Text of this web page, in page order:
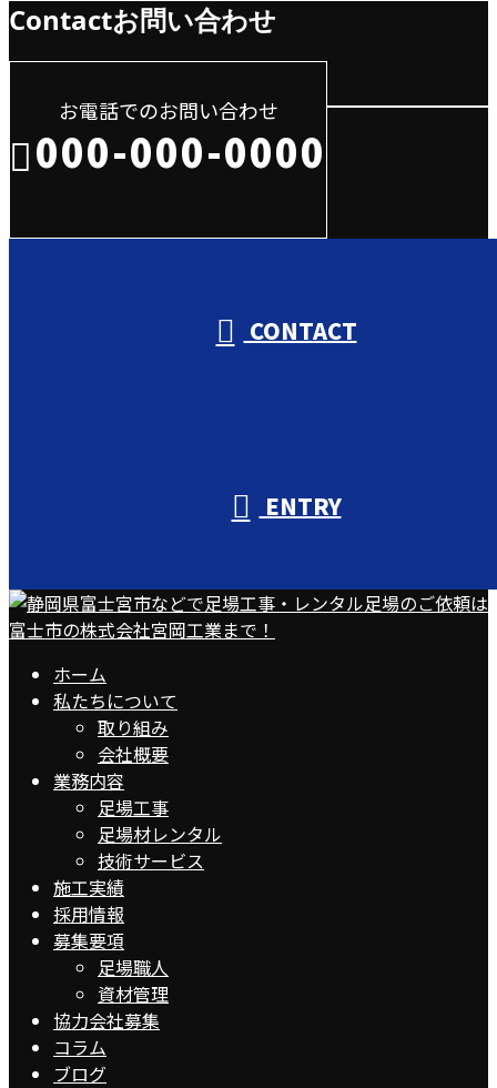
Contactお問い合わせ
お電話でのお問い合わせ
000-000-0000
CONTACT
ENTRY
ホーム
私たちについて
取り組み
会社概要
業務内容
足場工事
足場材レンタル
技術サービス
施工実績
採用情報
募集要項
足場職人
資材管理
協力会社募集
コラム
ブログ